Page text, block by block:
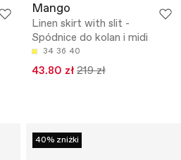
Mango
Linen skirt with slit -
Spódnice do kolan i midi
34 36 40
43.80 zł 219 zł
40% zniżki